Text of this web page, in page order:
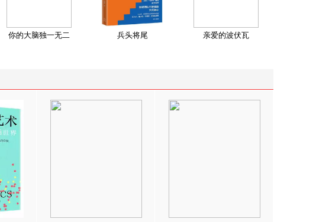
你的大脑独一无二 兵头将尾 亲爱的波伏瓦